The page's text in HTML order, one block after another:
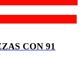
CON 91